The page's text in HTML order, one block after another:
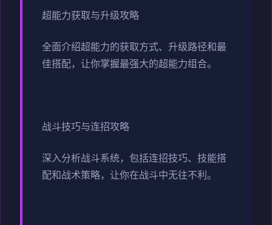
超能力获取与升级攻略
全面介绍超能力的获取方式、升级路径和最
佳搭配，让你掌握最强大的超能力组合。
战斗技巧与连招攻略
深入分析战斗系统，包括连招技巧、技能搭
配和战术策略，让你在战斗中无往不利。